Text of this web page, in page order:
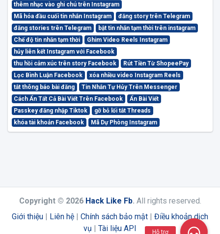
thêm nhạc vào ghi chú trên Instagram
Mã hóa đầu cuối tin nhắn Instagram
đăng story trên Telegram
đăng stories trên Telegram
bật tin nhắn tạm thời trên instagram
Chế độ tin nhắn tạm thời
Ghim Video Reels Instagram
hủy liên kết Instagram với Facebook
thu hồi cảm xúc trên story Facebook
Rút Tiền Từ ShopeePay
Lọc Bình Luận Facebook
xóa nhiều video Instagram Reels
tắt thông báo bài đăng
Tin Nhắn Tự Hủy Trên Messenger
Cách Ẩn Tất Cả Bài Viết Trên Facebook
Ẩn Bài Viết
Passkey đăng nhập Tiktok
gỡ bỏ lối tắt Threads
khóa tài khoản Facebook
Mã Dự Phòng Instagram
Copyright © 2026 Hack Like Fb. All rights reserved.
Giới thiệu | Liên hệ | Chính sách bảo mật | Điều khoản dịch
vụ | Tài liệu API Hỗ trợ